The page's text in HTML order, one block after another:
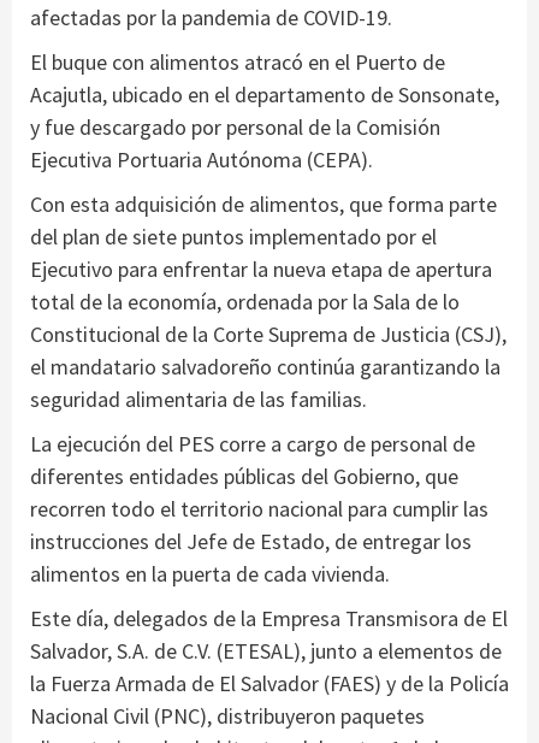
afectadas por la pandemia de COVID-19.
El buque con alimentos atracó en el Puerto de
Acajutla, ubicado en el departamento de Sonsonate,
y fue descargado por personal de la Comisión
Ejecutiva Portuaria Autónoma (CEPA).
Con esta adquisición de alimentos, que forma parte
del plan de siete puntos implementado por el
Ejecutivo para enfrentar la nueva etapa de apertura
total de la economía, ordenada por la Sala de lo
Constitucional de la Corte Suprema de Justicia (CSJ),
el mandatario salvadoreño continúa garantizando la
seguridad alimentaria de las familias.
La ejecución del PES corre a cargo de personal de
diferentes entidades públicas del Gobierno, que
recorren todo el territorio nacional para cumplir las
instrucciones del Jefe de Estado, de entregar los
alimentos en la puerta de cada vivienda.
Este día, delegados de la Empresa Transmisora de El
Salvador, S.A. de C.V. (ETESAL), junto a elementos de
la Fuerza Armada de El Salvador (FAES) y de la Policía
Nacional Civil (PNC), distribuyeron paquetes